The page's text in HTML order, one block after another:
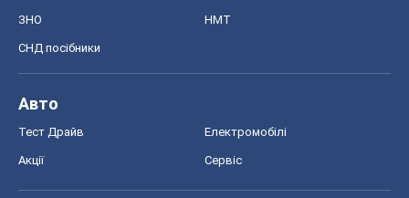
ЗНО НМТ
СНД посібники
Авто
Тест Драйв Електромобілі
Акції Сервіс